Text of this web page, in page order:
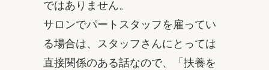
ではありません。
サロンでパートスタッフを雇ってい
る場合は、スタッフさんにとっては
直接関係のある話なので、「扶養を